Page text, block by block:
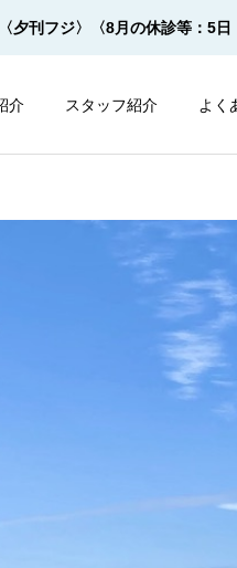
〈夕刊フジ〉 〈8月の休診等：5日
介 スタッフ紹介 よく
サルプ